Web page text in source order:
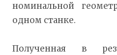
номинальной
одном станке.
Полученная в